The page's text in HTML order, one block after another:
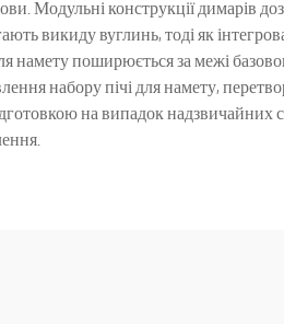
Модульні конструкції димарів
викиду вуглинь, тоді як
намету поширюється за межі
набору пічі для намету,
на випадок надзвичайних